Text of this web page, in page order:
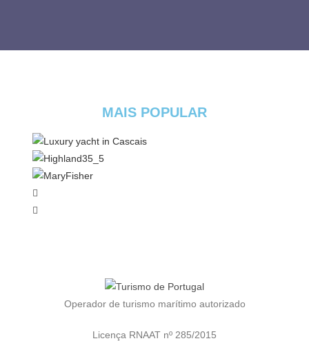
MAIS POPULAR
Operador de turismo marítimo autorizado
Licença RNAAT nº 285/2015